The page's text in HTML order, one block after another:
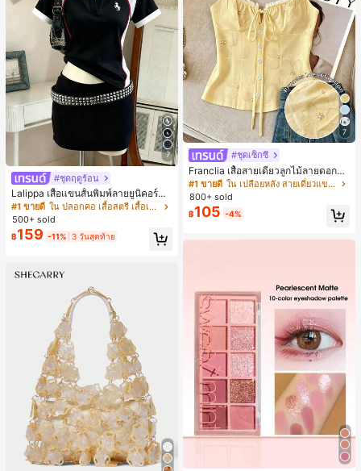
7
#ชุดฤดูร้อน
Lalippa เสื้อแขนสั้นพิมพ์ลายยูนิคอร์นล
ายทางสีตัดกันสำหรับผู้หญิง สไตล์วิทย
าลัย
#1 ขายดี
ใน ปลอกคอ เสื้อสตรี เสื้อเบลาส์ & Tee
500+ sold
฿159 -11% 3 วันสุดท้าย
7
#ชุดเซ็กซี่
Franclia เสื้อสายเดี่ยวลูกไม้ลายดอกไม้
ผูกโบว์สำหรับผู้หญิงสำหรับฤดูร้อน
#1 ขายดี
ใน เปลือยหลัง สายเดี่ยวแขนกุดสีสดใส
800+ sold
฿105 -4%